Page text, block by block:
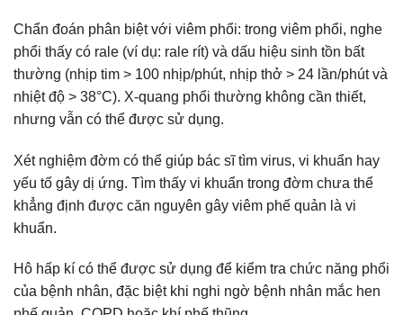
Chẩn đoán phân biệt với viêm phổi: trong viêm phổi, nghe
phổi thấy có rale (ví dụ: rale rít) và dấu hiệu sinh tồn bất
thường (nhịp tim > 100 nhịp/phút, nhịp thở > 24 lần/phút và
nhiệt độ > 38°C). X-quang phổi thường không cần thiết,
nhưng vẫn có thể được sử dụng.
Xét nghiệm đờm có thể giúp bác sĩ tìm virus, vi khuẩn hay
yếu tố gây dị ứng. Tìm thấy vi khuẩn trong đờm chưa thể
khẳng định được căn nguyên gây viêm phế quản là vi
khuẩn.
Hô hấp kí có thể được sử dụng để kiểm tra chức năng phổi
của bệnh nhân, đặc biệt khi nghi ngờ bệnh nhân mắc hen